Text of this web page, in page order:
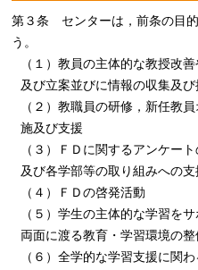
第３条 センターは，前条の目
う。
（１）教員の主体的な教授改
及び立案並びに情報の収集及
（２）教職員の研修，新任教
施及び支援
（３）ＦＤに関するアンケー
及び各学部等の取り組みへの支
（４）ＦＤの啓発活動
（５）学生の主体的な学習を
両面に渡る教育・学習環境の
（６）全学的な学習支援に関